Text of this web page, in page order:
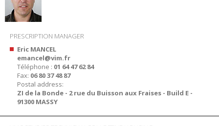
PRESCRIPTION MANAGER
Eric MANCEL
emancel@vim.fr
Téléphone : 01 64 47 62 84
Fax: 06 80 37 48 87
Postal address:
ZI de la Bonde - 2 rue du Buisson aux Fraises - Build E -
91300 MASSY